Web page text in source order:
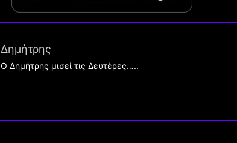
Δημήτρης
O Δημήτρης μισεί τις Δευτέρες…..